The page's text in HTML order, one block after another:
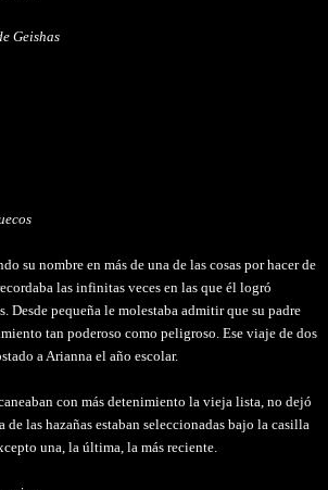
Geishas
su nombre en más de una de las cosas por hacer de
las infinitas veces en las que él logró
Desde pequeña le molestaba admitir que su padre
tan poderoso como peligroso. Ese viaje de dos
a Arianna el año escolar.
con más detenimiento la vieja lista, no dejó
de las hazañas estaban seleccionadas bajo la casilla
una, la última, la más reciente.